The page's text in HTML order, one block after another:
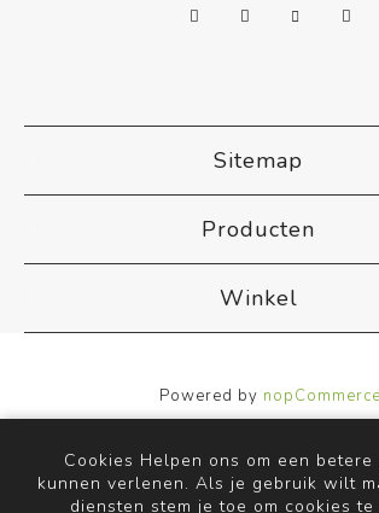
Sitemap
Producten
Winkel
Powered by nopCommerce
Designed byNop-
Copyright ; 2026 ACB Airco. Alle rechten
Cookies Helpen ons om een betere
kunnen verlenen. Als je gebruik wilt
diensten stem je toe om cookies te